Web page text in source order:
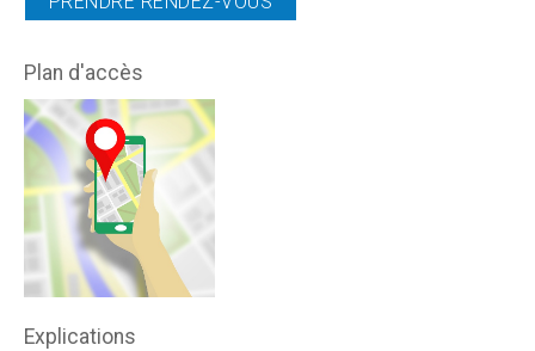
Plan d'accès
Explications